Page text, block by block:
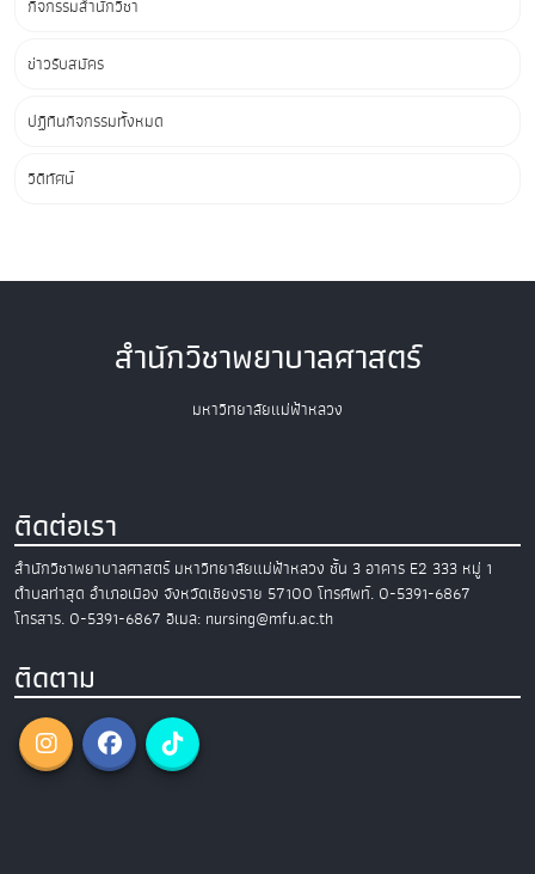
กิจกรรมสำนักวิชา
ข่าวรับสมัคร
ปฏิทินกิจกรรมทั้งหมด
วิดีทัศน์
สำนักวิชาพยาบาลศาสตร์
มหาวิทยาลัยแม่ฟ้าหลวง
ติดต่อเรา
สำนักวิชาพยาบาลศาสตร์ มหาวิทยาลัยแม่ฟ้าหลวง ชั้น 3 อาคาร E2 333 หมู่ 1
ตำบลท่าสุด อำเภอเมือง จังหวัดเชียงราย 57100 โทรศัพท์. 0-5391-6867
โทรสาร. 0-5391-6867 อีเมล: nursing@mfu.ac.th
ติดตาม